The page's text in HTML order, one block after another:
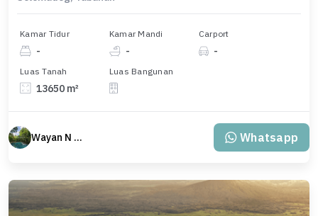
Kamar Tidur
-
Kamar Mandi
-
Carport
-
Luas Tanah
13650 m²
Luas Bangunan
Wayan N Bali Whatsapp